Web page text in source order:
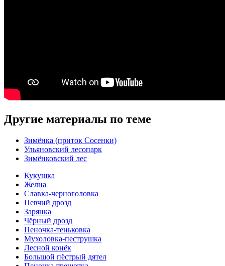
Другие материалы по теме
Зимёнка (приток Сосенки)
Ульяновский лесопарк
Зимёнковский лес
Кукушка
Желна
Славка-черноголовка
Певчий дрозд
Зарянка
Чёрный дрозд
Пеночка-теньковка
Мухоловка-пеструшка
Лесной конёк
Большой пёстрый дятел